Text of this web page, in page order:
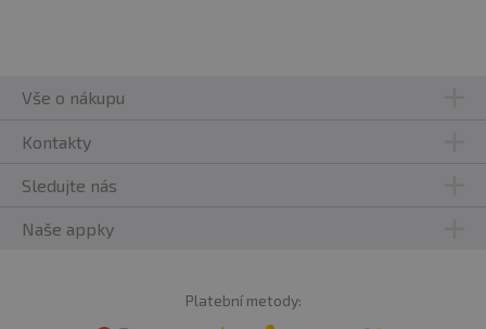
Vše o nákupu
Kontakty
Sledujte nás
Naše appky
Platební metody: